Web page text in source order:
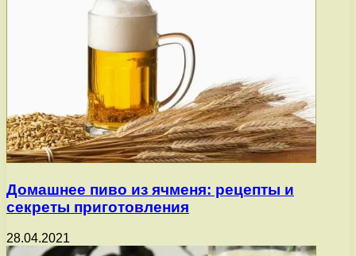
Домашнее пиво из ячменя: рецепты и
секреты приготовления
28.04.2021